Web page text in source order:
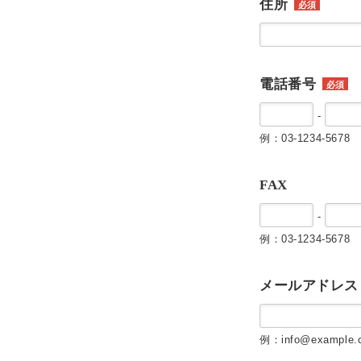
住所 必須
電話番号 必須
-
例：03-1234-5678
FAX
-
例：03-1234-5678
メールアドレス
例：